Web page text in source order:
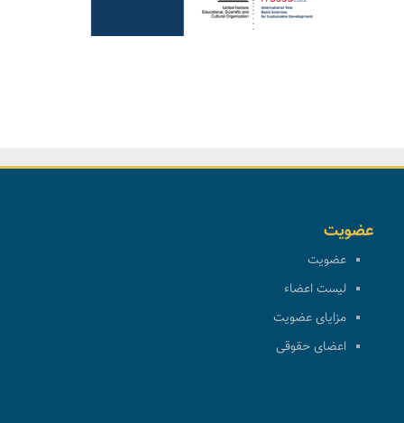
عضویت
عضویت
لیست اعضاء
مزایای عضویت
اعضای حقوقی